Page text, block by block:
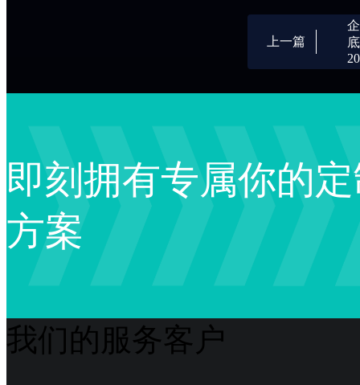
上一篇
即刻拥有专属你的
方案
我们的服务客户